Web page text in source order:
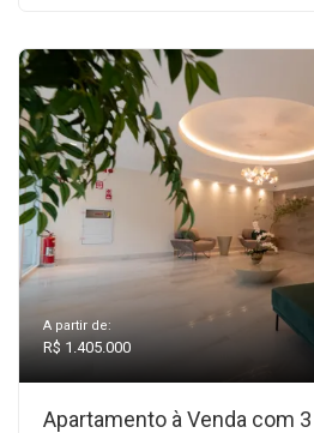
A partir de:
R$ 1.405.000
Apartamento à Venda com